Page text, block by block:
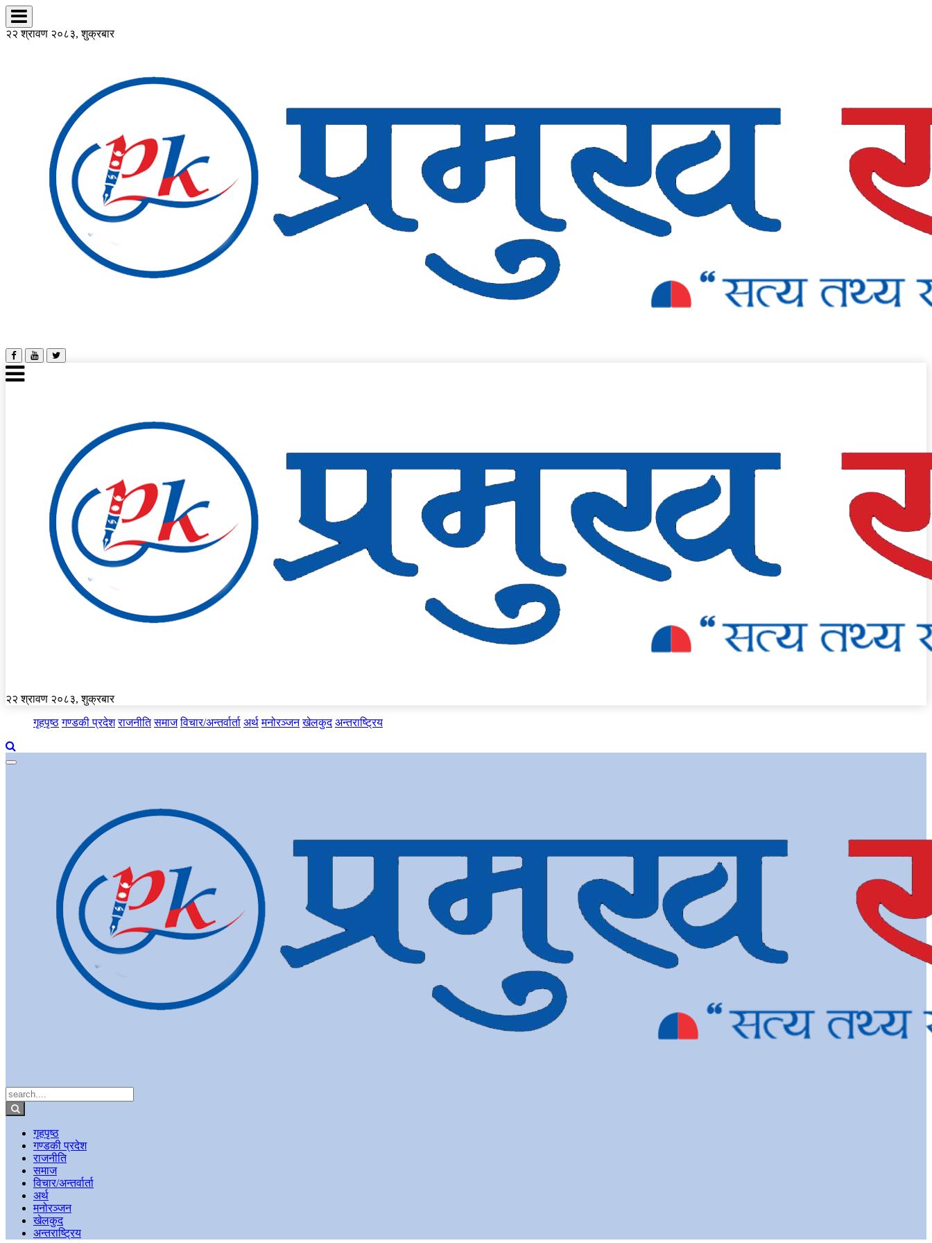
२२ श्रावण २०८३, शुक्रबार
२२ श्रावण २०८३, शुक्रबार
गृहपृष्ठ गण्डकी प्रदेश राजनीति समाज विचार/अन्तर्वार्ता अर्थ मनोरञ्जन खेलकुद अन्तराष्ट्रिय
गृहपृष्ठ
गण्डकी प्रदेश
राजनीति
समाज
विचार/अन्तर्वार्ता
अर्थ
मनोरञ्जन
खेलकुद
अन्तराष्ट्रिय